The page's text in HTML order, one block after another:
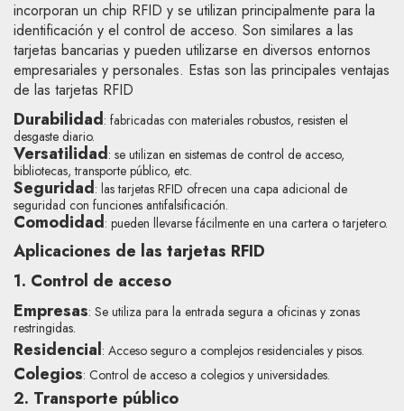
incorporan un chip RFID y se utilizan principalmente para la
identificación y el control de acceso. Son similares a las
tarjetas bancarias y pueden utilizarse en diversos entornos
empresariales y personales. Estas son las principales ventajas
de las tarjetas RFID
Durabilidad: fabricadas con materiales robustos, resisten el
desgaste diario.
Versatilidad: se utilizan en sistemas de control de acceso,
bibliotecas, transporte público, etc.
Seguridad: las tarjetas RFID ofrecen una capa adicional de
seguridad con funciones antifalsificación.
Comodidad: pueden llevarse fácilmente en una cartera o tarjetero.
Aplicaciones de las tarjetas RFID
1. Control de acceso
Empresas: Se utiliza para la entrada segura a oficinas y zonas
restringidas.
Residencial: Acceso seguro a complejos residenciales y pisos.
Colegios: Control de acceso a colegios y universidades.
2. Transporte público